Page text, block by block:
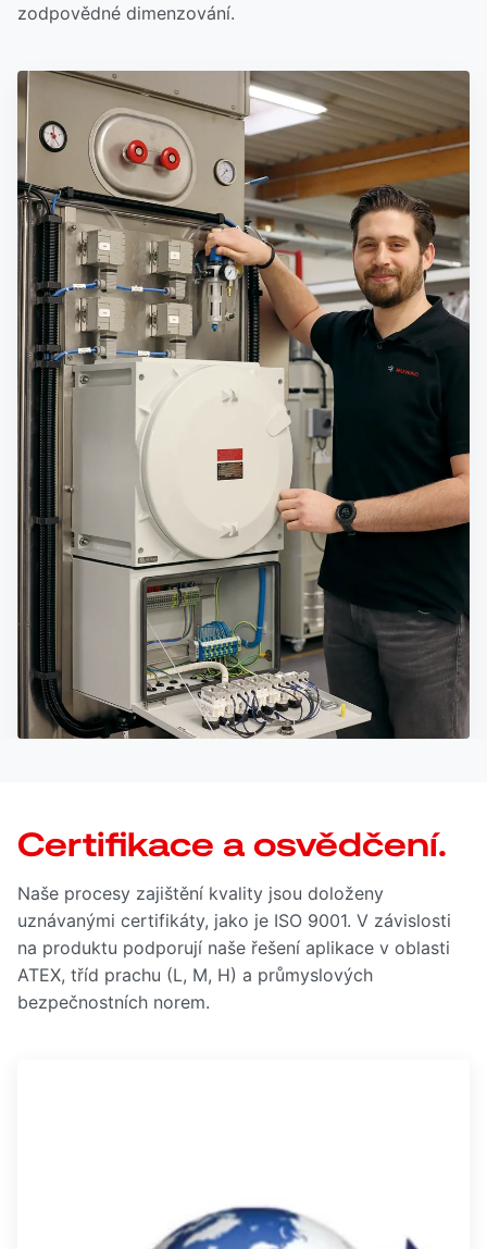
zodpovědné dimenzování.
Certifikace a osvědčení.
Naše procesy zajištění kvality jsou doloženy
uznávanými certifikáty, jako je ISO 9001. V závislosti
na produktu podporují naše řešení aplikace v oblasti
ATEX, tříd prachu (L, M, H) a průmyslových
bezpečnostních norem.